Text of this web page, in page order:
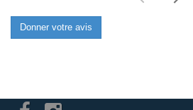
Donner votre avis